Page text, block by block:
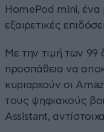
HomePod mini, ένα
εξαιρετικές
Με την τιμή των 99
προσπάθεια να
κυριαρχούν οι
τους ψηφιακούς
Assistant,